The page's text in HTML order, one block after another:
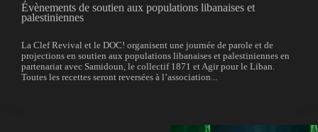
Évènements de soutien aux populations libanaises et
palestiniennes
La Clef Revival et le DOC! organisent une journée de parole et de
projections en soutien aux populations libanaises et palestiniennes en
partenariat avec Samidoun, le collectif 1871 et Agir pour le Liban.
Toutes les recettes seront reversées à l’association...